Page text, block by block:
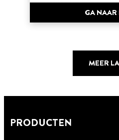
GA
MEER
PRODUCTEN